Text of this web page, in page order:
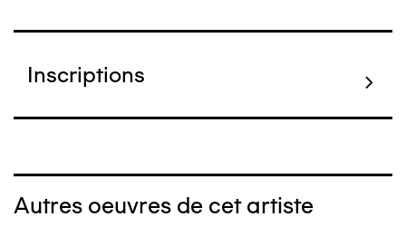
Inscriptions
Autres oeuvres de cet artiste